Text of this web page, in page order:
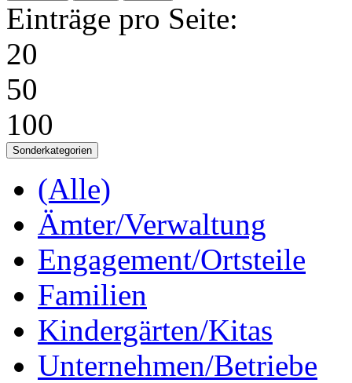
Einträge pro Seite:
20
50
100
Sonderkategorien
(Alle)
Ämter/Verwaltung
Engagement/Ortsteile
Familien
Kindergärten/Kitas
Unternehmen/Betriebe